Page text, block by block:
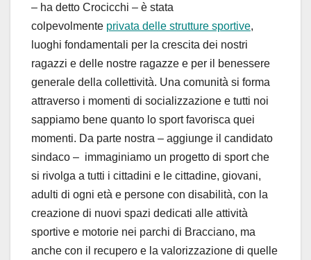
– ha detto Crocicchi – è stata
colpevolmente privata delle strutture sportive,
luoghi fondamentali per la crescita dei nostri
ragazzi e delle nostre ragazze e per il benessere
generale della collettività. Una comunità si forma
attraverso i momenti di socializzazione e tutti noi
sappiamo bene quanto lo sport favorisca quei
momenti. Da parte nostra – aggiunge il candidato
sindaco – immaginiamo un progetto di sport che
si rivolga a tutti i cittadini e le cittadine, giovani,
adulti di ogni età e persone con disabilità, con la
creazione di nuovi spazi dedicati alle attività
sportive e motorie nei parchi di Bracciano, ma
anche con il recupero e la valorizzazione di quelle